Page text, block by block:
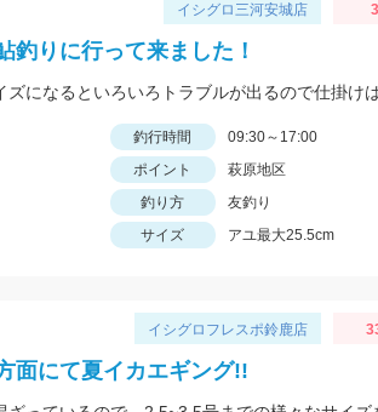
イシグロ三河安城店
釣りに行って来ました！
釣行時間
09:30～17:00
ポイント
萩原地区
釣り方
友釣り
サイズ アユ最大25.5cm
イシグロフレスポ鈴鹿店
面にて夏イカエギング!!